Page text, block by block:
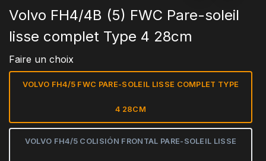
Volvo FH4/4B (5) FWC Pare-soleil
lisse complet Type 4 28cm
Faire un choix
VOLVO FH4/5 FWC PARE-SOLEIL LISSE COMPLET TYPE
4 28CM
VOLVO FH4/5 COLISIÓN FRONTAL PARE-SOLEIL LISSE